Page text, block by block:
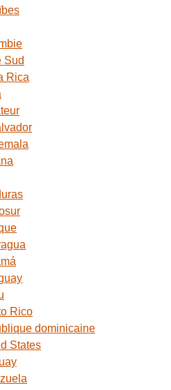
Sud
Rica
Rico
dominicaine
States